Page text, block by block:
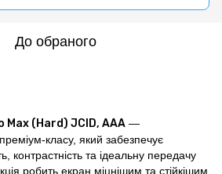
До обраного
Max (Hard) JCID, AAA —
класу, який забезпечує
контрастність та ідеальну передачу
робить екран міцнішим та стійкішим